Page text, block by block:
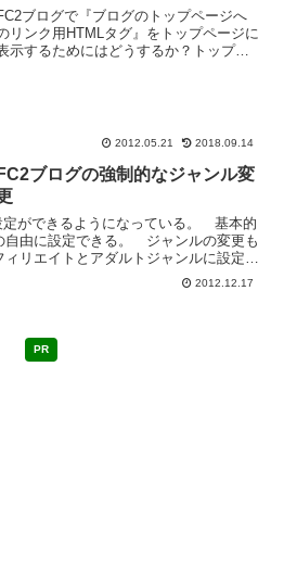
ブログで『ブログのトップページへ
リンク用HTMLタグ』をトップページに
示するためにはどうするか？トップペ
2012.05.21 2018.09.14
FC2ブログの強制的なジャンル変
定ができるようになっている。 基本的
自由に設定できる。 ジャンルの変更も
リエイトとアダルトジャンルに設定す
できない。 FC2の方でも...
2012.12.17
PR